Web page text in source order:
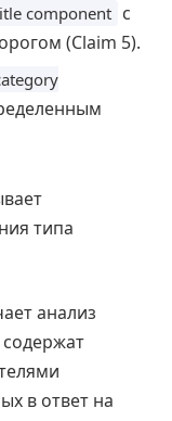
component с
(Claim 5).
типа
анализ
в ответ на